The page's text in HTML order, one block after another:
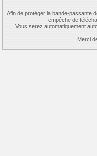
Afin de protéger la bande-passante
empêche de
Vous serez automatiquement
Merci